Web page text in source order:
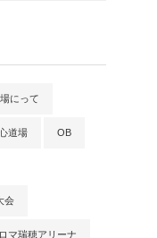
にって
道場 OB
会
マ瑞穂アリーナ